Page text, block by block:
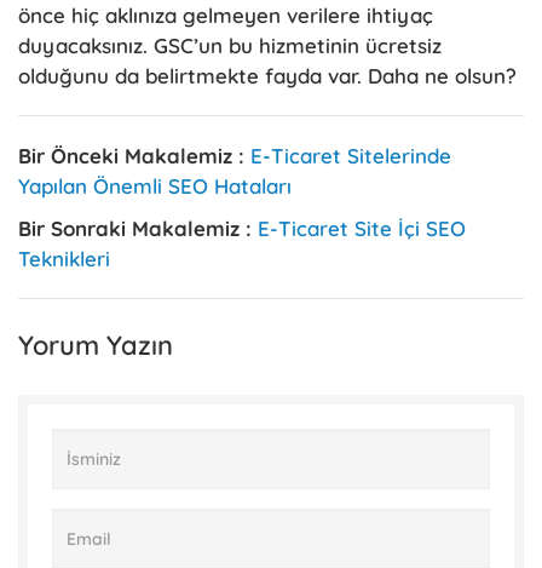
önce hiç aklınıza gelmeyen verilere ihtiyaç
duyacaksınız. GSC’un bu hizmetinin ücretsiz
olduğunu da belirtmekte fayda var. Daha ne olsun?
Bir Önceki Makalemiz : E-Ticaret Sitelerinde
Yapılan Önemli SEO Hataları
Bir Sonraki Makalemiz : E-Ticaret Site İçi SEO
Teknikleri
Yorum Yazın